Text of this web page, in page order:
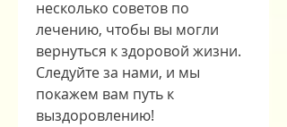
несколько советов по
лечению, чтобы вы могли
вернуться к здоровой жизни.
Следуйте за нами, и мы
покажем вам путь к
выздоровлению!